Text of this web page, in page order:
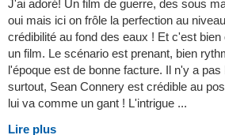
J'ai adoré! Un film de guerre, des sous
oui mais ici on frôle la perfection au
crédibilité au fond des eaux ! Et c'est
un film. Le scénario est prenant, bien
l'époque est de bonne facture. Il n'y a
surtout, Sean Connery est crédible au
lui va comme un gant ! L'intrigue ...
Lire plus